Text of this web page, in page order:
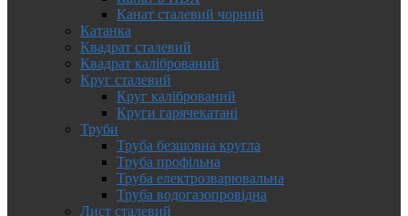
Канат сталевий чорний
Катанка
Квадрат сталевий
Квадрат калібрований
Круг сталевий
Круг калібрований
Круги гарячекатані
Труби
Труба безшовна кругла
Труба профільна
Труба електрозварювальна
Труба водогазопровідна
Лист сталевий